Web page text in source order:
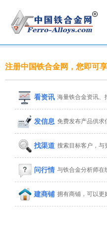
注册中国铁合金网，您即可
看资讯 海量铁合金资讯、
发信息 免费发布产品供求
找渠道 搜索目标客户，与
问行情 与铁合金分析师在
建商铺 拥有商铺，可以更